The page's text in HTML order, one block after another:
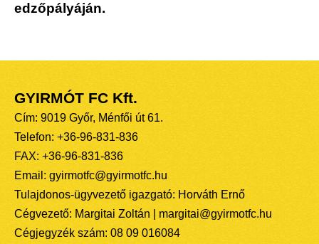
edzőpályáján.
GYIRMÓT FC Kft.
Cím: 9019 Győr, Ménfői út 61.
Telefon: +36-96-831-836
FAX: +36-96-831-836
Email: gyirmotfc@gyirmotfc.hu
Tulajdonos-ügyvezető igazgató: Horváth Ernő
Cégvezető: Margitai Zoltán | margitai@gyirmotfc.hu
Cégjegyzék szám: 08 09 016084